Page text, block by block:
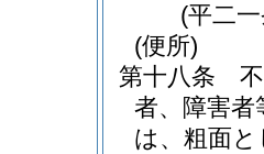
(平二
(便所)
第十八条
者、障害
は、粗面